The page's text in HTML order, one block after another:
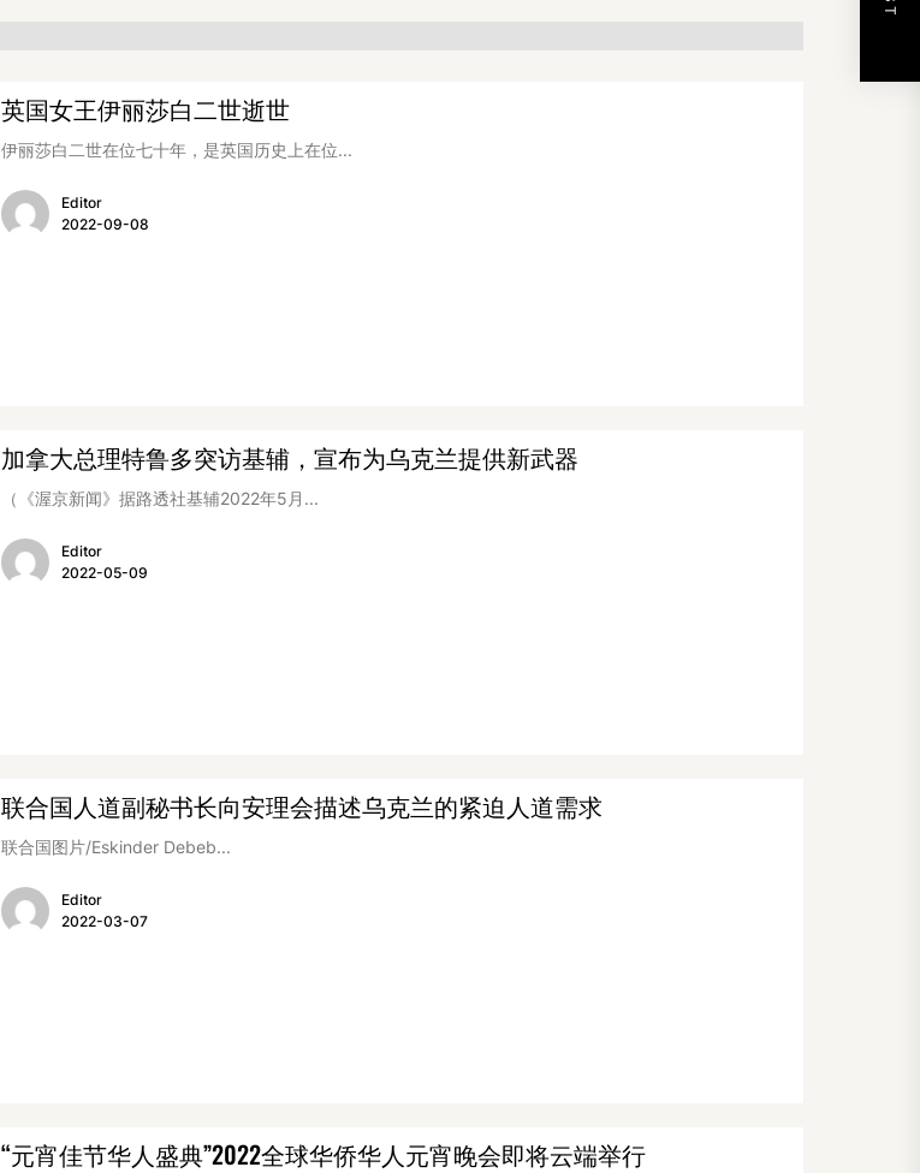
英国女王伊丽莎白二世逝世
伊丽莎白二世在位七十年，是英国历史上在位...
Editor
2022-09-08
加拿大总理特鲁多突访基辅，宣布为乌克兰提供新武器
（《渥京新闻》据路透社基辅2022年5月...
Editor
2022-05-09
联合国人道副秘书长向安理会描述乌克兰的紧迫人道需求
联合国图片/Eskinder Debeb...
Editor
2022-03-07
“元宵佳节华人盛典”2022全球华侨华人元宵晚会即将云端举行